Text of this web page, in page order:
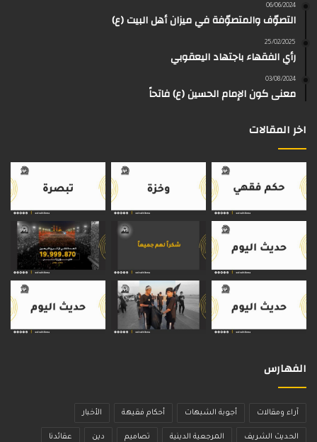
ب
م
06/06/2024
التصوّف والمتصوّفة في ميزان أهل البيت (ع)
25/02/2025
رأي الفقهاء باجتهاد اليعقوبي
03/08/2024
معنى كون الإمام الحسين (ع) فاتحاً
اخر المقالات
الفهارس
آراء ومقالات أجوبة الشبهات أحكام فقيهة الأخبار
الحديث الشريف المرجعية الدينية تصاميم دين عقائدنا